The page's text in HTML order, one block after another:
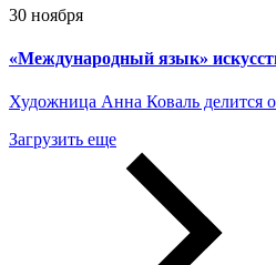
30 ноября
«Международный язык»
Художница Анна Коваль делится
Загрузить еще